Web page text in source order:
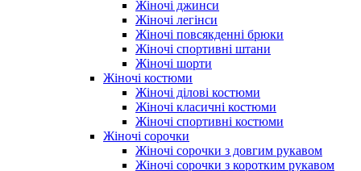
Жіночі джинси
Жіночі легінси
Жіночі повсякденні брюки
Жіночі спортивні штани
Жіночі шорти
Жіночі костюми
Жіночі ділові костюми
Жіночі класичні костюми
Жіночі спортивні костюми
Жіночі сорочки
Жіночі сорочки з довгим рукавом
Жіночі сорочки з коротким рукавом